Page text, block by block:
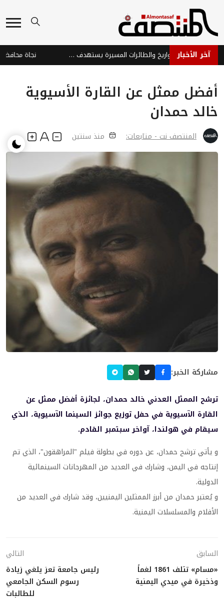
آخر الأخبار هجوم حوثي بالصواريخ والطائرات المسيرة يستهدف ميناء المخا والساحل الغربي
أفضل ممثل عن القارة الأسيوية
خالد حمدان
المنتصف نت - متابعات: منذ سنتين
مشاركة الخبر:
ترشح الممثل العدني خالد حمدان، لجائزة أفضل ممثل عن
القارة الآسيوية في حفل توزيع جوائز السينما الآسيوية، الذي
سيقام في هولندا، آواخر سبتمبر القادم.
و يأتي ترشح حمدان، عن دوره في بطولة فيلم "المراهقون"، الذي تم
إنتاجه في اليمن، وشارك في العديد من المهرجانات السينمائية
الدولية.
و يُعتبر حمدان من أبرز الممثلين اليمنيين، وقد شارك في العديد من
الأفلام والمسلسلات اليمنية.
السابق
«مسام» تتلف 1861 لغماً
وذخيرة في ميدي اليمنية
التالي
رئيس جامعة تعز يلغي زيادة
رسوم السكن الجامعي
للطالبات